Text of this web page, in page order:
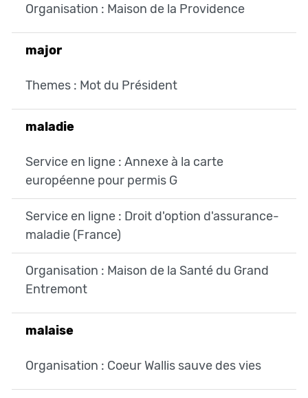
Organisation : Maison de la Providence
major
Themes : Mot du Président
maladie
Service en ligne : Annexe à la carte
européenne pour permis G
Service en ligne : Droit d'option d'assurance-
maladie (France)
Organisation : Maison de la Santé du Grand
Entremont
malaise
Organisation : Coeur Wallis sauve des vies